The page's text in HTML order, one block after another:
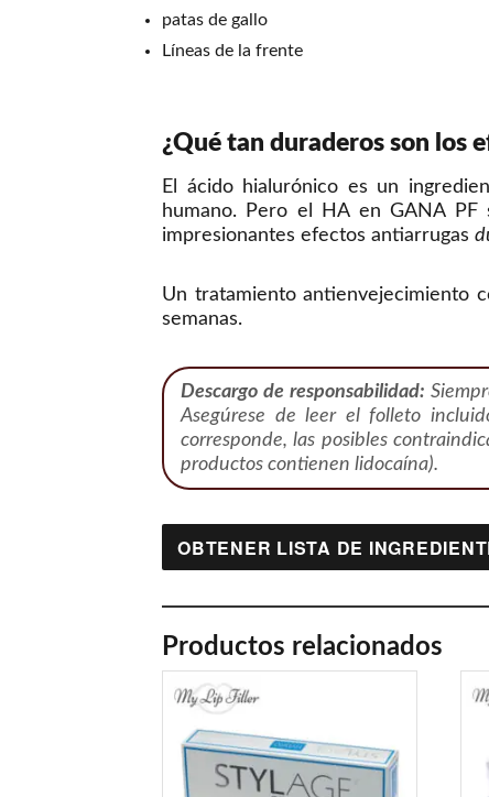
patas de gallo
Líneas de la frente
¿Qué tan duraderos son los
El ácido hialurónico es un
humano. Pero el HA en GANA
impresionantes efectos antiarrugas
Un tratamiento antienvejecimiento
semanas.
Descargo de responsabilidad:
Asegúrese de leer el folleto
corresponde, las posibles
productos contienen lidocaína).
OBTENER LISTA DE
Productos relacionados